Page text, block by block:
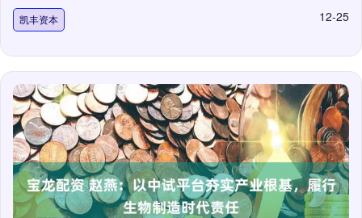
凯丰资本 12-25